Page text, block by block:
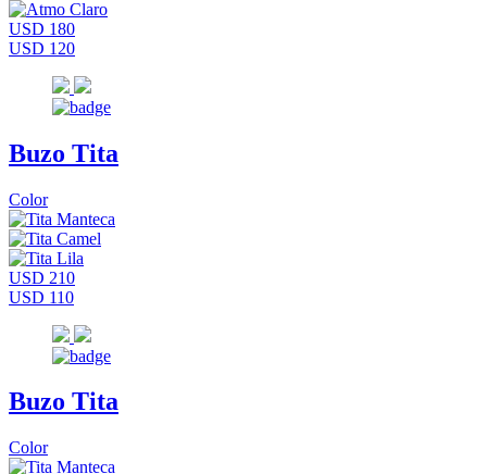
USD 180
USD 120
Buzo Tita
Color
USD 210
USD 110
Buzo Tita
Color